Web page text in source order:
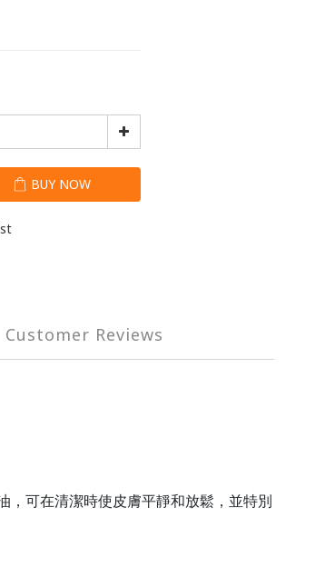
BUY NOW
Customer Reviews
可在清潔時使皮膚平靜和放鬆，並特別